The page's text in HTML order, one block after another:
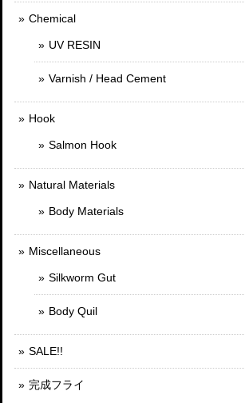
Chemical
UV RESIN
Varnish / Head Cement
Hook
Salmon Hook
Natural Materials
Body Materials
Miscellaneous
Silkworm Gut
Body Quil
SALE!!
完成フライ